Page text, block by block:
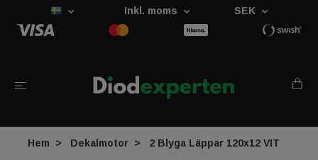
Inkl. moms SEK
Hem Dekalmotor 2 Blyga Läppar 120x12 VIT